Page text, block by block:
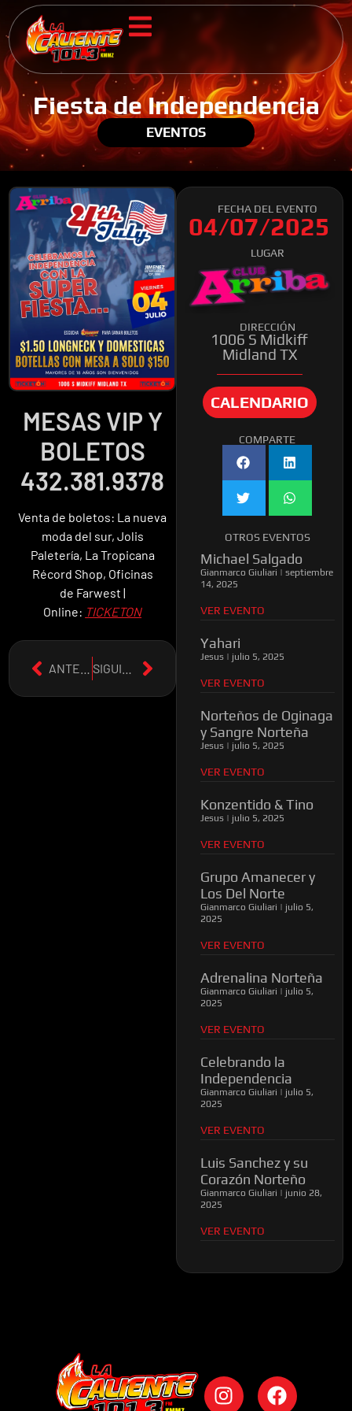
Fiesta de Independencia
EVENTOS
MESAS VIP Y
BOLETOS
432.381.9378
Venta de boletos: La nueva
moda del sur, Jolis
Paletería, La Tropicana
Récord Shop, Oficinas
de Farwest |
Online: TICKETON
FECHA DEL EVENTO
04/07/2025
LUGAR
DIRECCIÓN
1006 S Midkiff
Midland TX
CALENDARIO
COMPARTE
OTROS EVENTOS
Michael Salgado
Gianmarco Giuliari
septiembre
14, 2025
VER EVENTO
Yahari
Jesus julio 5, 2025
VER EVENTO
Norteños de Oginaga
y Sangre Norteña
Jesus julio 5, 2025
VER EVENTO
Konzentido & Tino
Jesus julio 5, 2025
VER EVENTO
Grupo Amanecer y
Los Del Norte
Gianmarco Giuliari
julio 5,
2025
VER EVENTO
Adrenalina Norteña
Gianmarco Giuliari
julio 5,
2025
VER EVENTO
Celebrando la
Independencia
Gianmarco Giuliari
julio 5,
2025
VER EVENTO
Luis Sanchez y su
Corazón Norteño
Gianmarco Giuliari
junio 28,
2025
VER EVENTO